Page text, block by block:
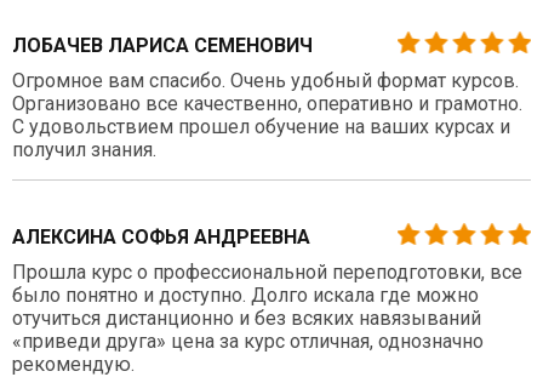
ЛОБАЧЕВ ЛАРИСА СЕМЕНОВИЧ
Огромное вам спасибо. Очень удобный формат курсов.
Организовано все качественно, оперативно и грамотно.
С удовольствием прошел обучение на ваших курсах и
получил знания.
АЛЕКСИНА СОФЬЯ АНДРЕЕВНА
Прошла курс о профессиональной переподготовки, все
было понятно и доступно. Долго искала где можно
отучиться дистанционно и без всяких навязываний
«приведи друга» цена за курс отличная, однозначно
рекомендую.